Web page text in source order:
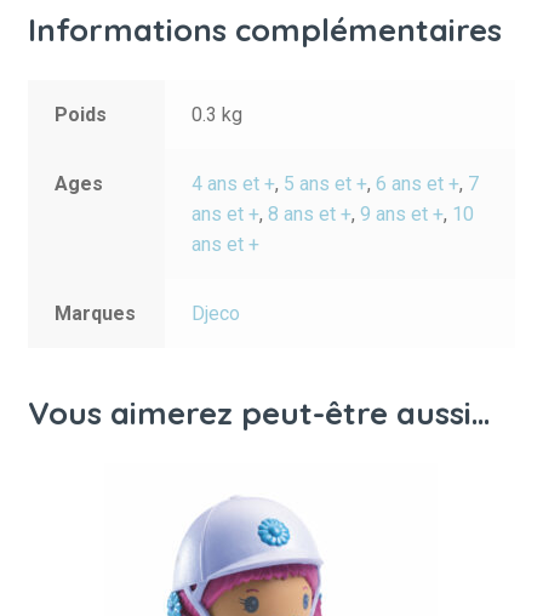
Informations complémentaires
Poids 0.3 kg
Ages 4 ans et +, 5 ans et +,6 ans et +, 7
ans et +,8 ans et +,9 ans et +, 10
ans et +
Marques Djeco
Vous aimerez peut-être aussi…